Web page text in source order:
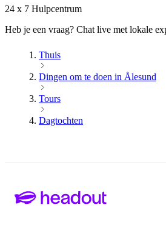
24 x 7 Hulpcentrum
Heb je een vraag? Chat live met lokale
Thuis
Dingen om te doen in Ålesund
Tours
Dagtochten